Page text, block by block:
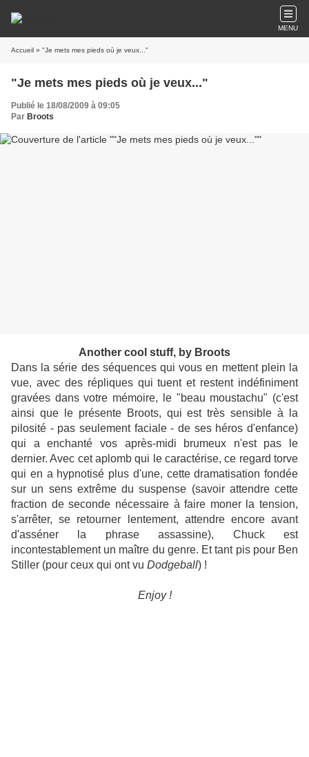
MENU
Accueil » "Je mets mes pieds où je veux..."
"Je mets mes pieds où je veux..."
Publié le 18/08/2009 à 09:05
Par Broots
Another cool stuff, by Broots
Dans la série des séquences qui vous en mettent plein la
vue, avec des répliques qui tuent et restent indéfiniment
gravées dans votre mémoire, le "beau moustachu" (c'est
ainsi que le présente Broots, qui est très sensible à la
pilosité - pas seulement faciale - de ses héros d'enfance)
qui a enchanté vos après-midi brumeux n'est pas le
dernier. Avec cet aplomb qui le caractérise, ce regard torve
qui en a hypnotisé plus d'une, cette dramatisation fondée
sur un sens extrême du suspense (savoir attendre cette
fraction de seconde nécessaire à faire moner la tension,
s'arrêter, se retourner lentement, attendre encore avant
d'asséner la phrase assassine), Chuck est
incontestablement un maître du genre. Et tant pis pour Ben
Stiller (pour ceux qui ont vu Dodgeball) !
Enjoy !